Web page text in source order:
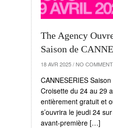
The Agency
Saison de
18 AVR 2025 / NO
CANNESERIES
Croisette du 24 au 29
entièrement gratuit et
s’ouvrira le jeudi 24
avant-première […]